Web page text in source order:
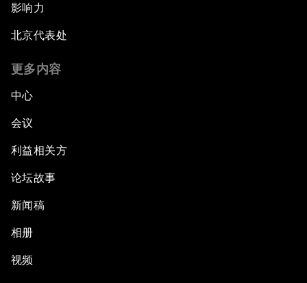
影响力
北京代表处
更多内容
中心
会议
利益相关方
论坛故事
新闻稿
相册
视频